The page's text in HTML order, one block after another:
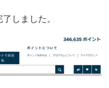
しました。